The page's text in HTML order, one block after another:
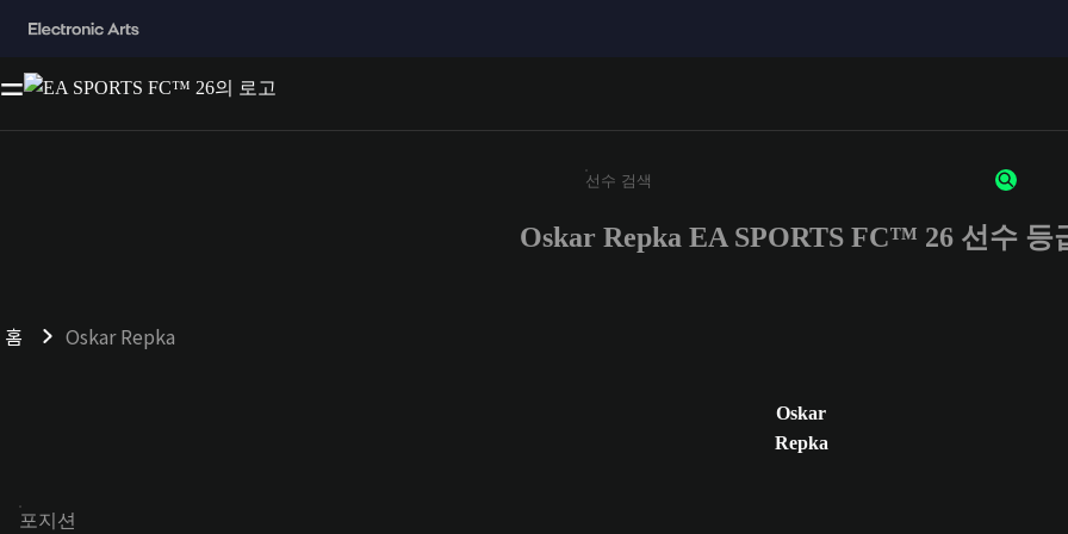
최소 3자 이상의 문자 또는 숫자를 입력하세요
Oskar Repka EA SPORTS FC™ 26 선수 등
홈 Oskar Repka
Oskar
Repka
포지션